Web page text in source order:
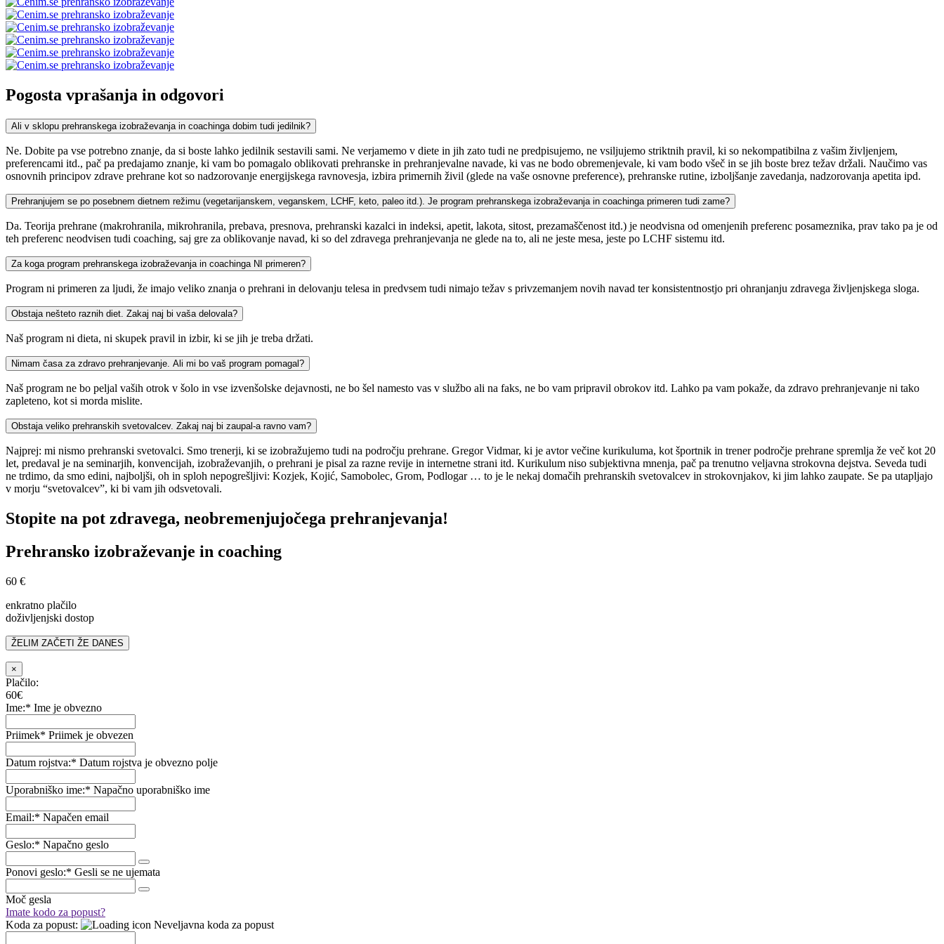
Pogosta vprašanja in odgovori
Ali v sklopu prehranskega izobraževanja in coachinga dobim tudi jedilnik?
Ne. Dobite pa vse potrebno znanje, da si boste lahko jedilnik sestavili sami. Ne verjamemo v diete in jih zato tudi ne predpisujemo, ne vsiljujemo striktnih pravil, ki so nekompatibilna z vašim življenjem,
preferencami itd., pač pa predajamo znanje, ki vam bo pomagalo oblikovati prehranske in prehranjevalne navade, ki vas ne bodo obremenjevale, ki vam bodo všeč in se jih boste brez težav držali. Naučimo vas
osnovnih principov zdrave prehrane kot so nadzorovanje energijskega ravnovesja, izbira primernih živil (glede na vaše osnovne preference), prehranske rutine, izboljšanje zavedanja, nadzorovanja apetita ipd.
Prehranjujem se po posebnem dietnem režimu (vegetarijanskem, veganskem, LCHF, keto, paleo itd.). Je program prehranskega izobraževanja in coachinga primeren tudi zame?
Da. Teorija prehrane (makrohranila, mikrohranila, prebava, presnova, prehranski kazalci in indeksi, apetit, lakota, sitost, prezamaščenost itd.) je neodvisna od omenjenih preferenc posameznika, prav tako pa je od
teh preferenc neodvisen tudi coaching, saj gre za oblikovanje navad, ki so del zdravega prehranjevanja ne glede na to, ali ne jeste mesa, jeste po LCHF sistemu itd.
Za koga program prehranskega izobraževanja in coachinga NI primeren?
Program ni primeren za ljudi, že imajo veliko znanja o prehrani in delovanju telesa in predvsem tudi nimajo težav s privzemanjem novih navad ter konsistentnostjo pri ohranjanju zdravega življenjskega sloga.
Obstaja nešteto raznih diet. Zakaj naj bi vaša delovala?
Naš program ni dieta, ni skupek pravil in izbir, ki se jih je treba držati.
Nimam časa za zdravo prehranjevanje. Ali mi bo vaš program pomagal?
Naš program ne bo peljal vaših otrok v šolo in vse izvenšolske dejavnosti, ne bo šel namesto vas v službo ali na faks, ne bo vam pripravil obrokov itd. Lahko pa vam pokaže, da zdravo prehranjevanje ni tako
zapleteno, kot si morda mislite.
Obstaja veliko prehranskih svetovalcev. Zakaj naj bi zaupal-a ravno vam?
Najprej: mi nismo prehranski svetovalci. Smo trenerji, ki se izobražujemo tudi na področju prehrane. Gregor Vidmar, ki je avtor večine kurikuluma, kot športnik in trener področje prehrane spremlja že več kot 20
let, predaval je na seminarjih, konvencijah, izobraževanjih, o prehrani je pisal za razne revije in internetne strani itd. Kurikulum niso subjektivna mnenja, pač pa trenutno veljavna strokovna dejstva. Seveda tudi
ne trdimo, da smo edini, najboljši, oh in sploh nepogrešljivi: Kozjek, Kojić, Samobolec, Grom, Podlogar … to je le nekaj domačih prehranskih svetovalcev in strokovnjakov, ki jim lahko zaupate. Se pa utapljajo
v morju “svetovalcev”, ki bi vam jih odsvetovali.
Stopite na pot zdravega, neobremenjujočega prehranjevanja!
Prehransko izobraževanje in coaching
60 €
enkratno plačilo
doživljenjski dostop
ŽELIM ZAČETI ŽE DANES
×
Plačilo:
60€
Ime:* Ime je obvezno
Priimek* Priimek je obvezen
Datum rojstva:* Datum rojstva je obvezno polje
Uporabniško ime:* Napačno uporabniško ime
Email:* Napačen email
Geslo:* Napačno geslo
Ponovi geslo:* Gesli se ne ujemata
Moč gesla
Imate kodo za popust?
Koda za popust:
Neveljavna koda za popust